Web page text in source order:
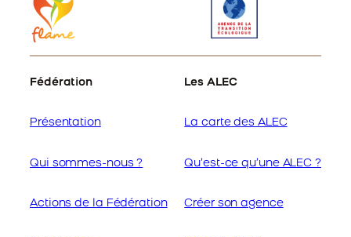
Fédération
Présentation
Qui sommes-nous ?
Actions de la Fédération
Les ALEC
La carte des ALEC
Qu’est-ce qu’une ALEC ?
Créer son agence